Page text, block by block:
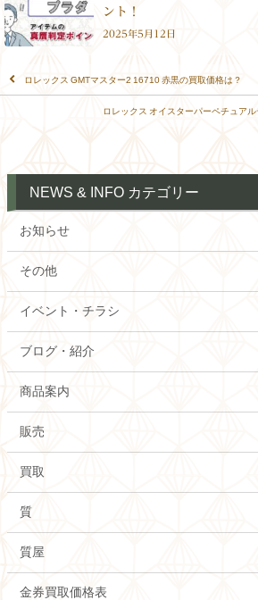
ント！
2025年5月12日
ロレックス GMTマスター2 16710 赤黒の買取価格は？
ロレックス オイスターパーペチュア
NEWS & INFO カテゴリー
お知らせ
その他
イベント・チラシ
ブログ・紹介
商品案内
販売
買取
質
質屋
金券買取価格表